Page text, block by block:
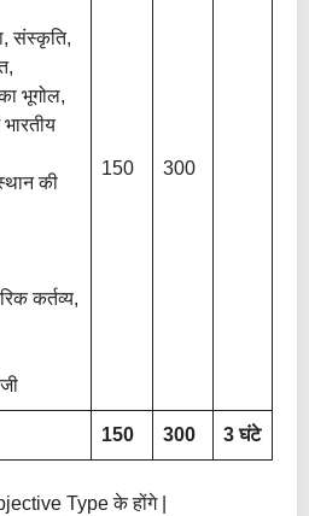
संस्कृति,
भूगोल,
की
कर्तव्य,
150 300
150 300 3 घंटे
Type के होंगे |